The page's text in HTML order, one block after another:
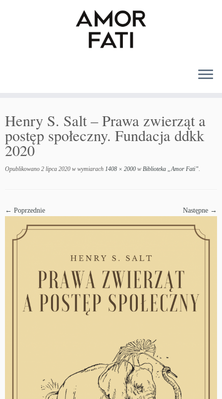
Henry S. Salt – Prawa zwierząt a
postęp społeczny. Fundacja ddkk
2020
Opublikowano 2 lipca 2020 w wymiarach 1408 × 2000 w Biblioteka „Amor Fati”.
← Poprzednie Następne →